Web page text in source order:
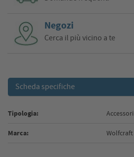
Negozi
Cerca il più vicino a te
Scheda specifiche
Tipologia: Accessori
Marca: Wolfcraft